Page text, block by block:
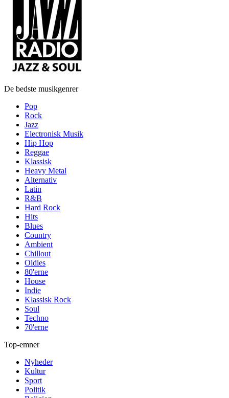
De bedste musikgenrer
Pop
Rock
Jazz
Electronisk Musik
Hip Hop
Reggae
Klassisk
Heavy Metal
Alternativ
Latin
R&B
Hard Rock
Hits
Blues
Country
Ambient
Chillout
Oldies
80'erne
House
Indie
Klassisk Rock
Soul
Techno
70'erne
Top-emner
Nyheder
Kultur
Sport
Politik